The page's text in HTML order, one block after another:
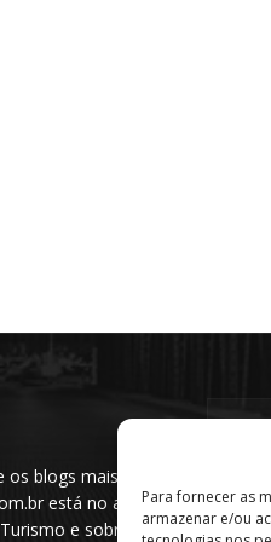
Para fornecer as
armazenar e/ou
os blogs mais
está no ar
e sobre a